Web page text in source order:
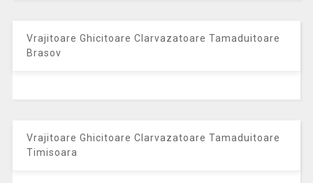
Vrajitoare Ghicitoare Clarvazatoare Tamaduitoare
Brasov
Vrajitoare Ghicitoare Clarvazatoare Tamaduitoare
Timisoara